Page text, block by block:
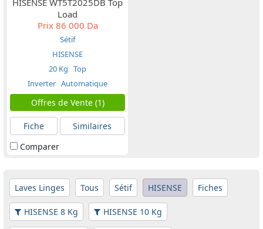
Load
Prix86 000 Da
Sétif
HISENSE
20 Kg Top
Inverter Automatique
Offres de Vente (1)
Fiche
Similaires
Comparer
Laves Linges Tous Sétif HISENSE Fiches
HISENSE 8 Kg HISENSE 10 Kg